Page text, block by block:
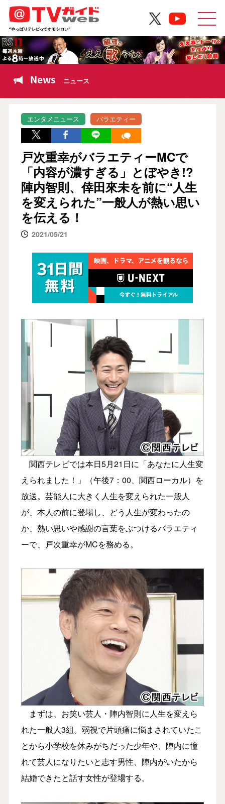
News ニュース
エンタメニュース バラエティー
戸次重幸がバラエティーMCで
「内容が濃すぎる」とぼやき!?
陣内智則、倖田來未を前に“人生
を変えられた”一般人が熱い思い
を伝える！
2021/05/21
関西テレビでは本日5月21日に「あなたに人生変
えられました！」（午後7：00、関西ローカル）を
放送。芸能人に大きく人生を変えられた一般人
が、本人の前に登場し、どう人生が変わったの
か、熱い思いや感謝の言葉をぶつけるバラエティ
ーで、戸次重幸がMCを務める。
まずは、お笑い芸人・陣内智則に人生を変えら
れた一般人3組。弱視で片頭痛に悩まされていたこ
とから小学校を休みがちだった少年や、陣内に憧
れて芸人になりたいと志す男性、陣内がいたから
結婚できたと話す女性が登場する。